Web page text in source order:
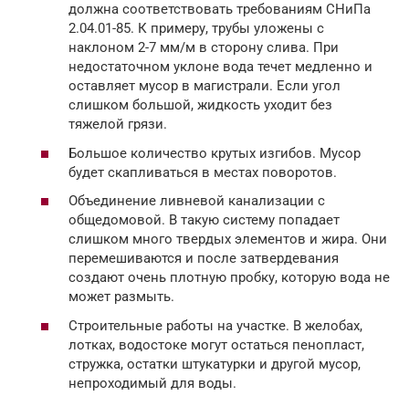
должна соответствовать требованиям СНиПа
2.04.01-85. К примеру, трубы уложены с
наклоном 2-7 мм/м в сторону слива. При
недостаточном уклоне вода течет медленно и
оставляет мусор в магистрали. Если угол
слишком большой, жидкость уходит без
тяжелой грязи.
Большое количество крутых изгибов. Мусор
будет скапливаться в местах поворотов.
Объединение ливневой канализации с
общедомовой. В такую систему попадает
слишком много твердых элементов и жира. Они
перемешиваются и после затвердевания
создают очень плотную пробку, которую вода не
может размыть.
Строительные работы на участке. В желобах,
лотках, водостоке могут остаться пенопласт,
стружка, остатки штукатурки и другой мусор,
непроходимый для воды.